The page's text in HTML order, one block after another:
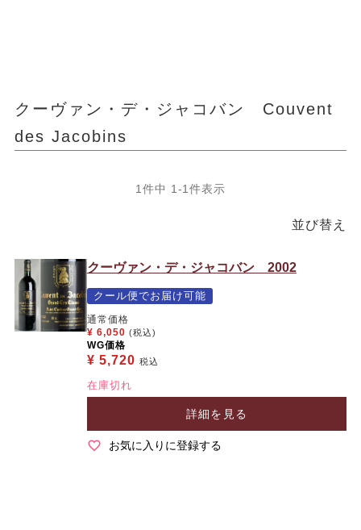
クーヴァン・デ・ジャコバン Couvent
des Jacobins
並び替え
1 件中 1 -1件表示
クーヴァン・デ・ジャコバン 2002
クール便でお届け可能
通常価格
¥ 6,050 (税込)
WG価格
¥ 5,720 税込
在庫切れ
詳細を見る
お気に入りに登録する